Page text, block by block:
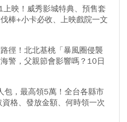
上映！威秀影城特典、預售套
棒+小卡必收、上映戲院一文
徑！北北基桃「暴風圈侵襲
警，父親節會影響嗎？10日
包，最高領5萬！全台各縣市
格、發放金額、何時領一次